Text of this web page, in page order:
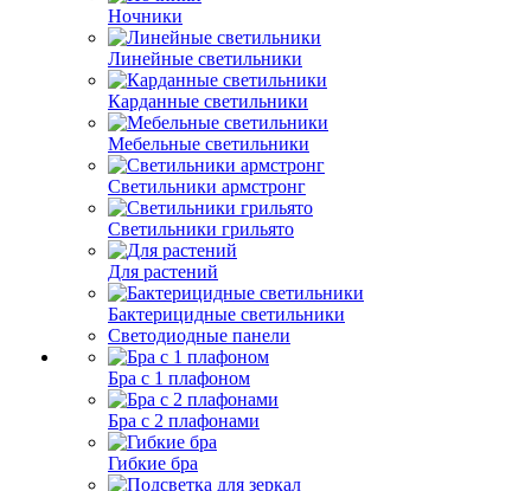
Ночники
Линейные светильники
Карданные светильники
Мебельные светильники
Светильники армстронг
Светильники грильято
Для растений
Бактерицидные светильники
Светодиодные панели
Бра с 1 плафоном
Бра с 2 плафонами
Гибкие бра